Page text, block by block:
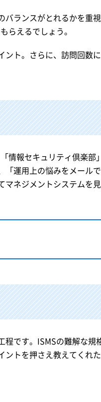
ランスがとれるかを重
らえるでしょう。
ト。さらに、訪問回数
情報セキュリティ倶楽
運用上の悩みをメール
ネジメントシステムを
です。ISMSの難解な規
トを押さえ教えてくれ